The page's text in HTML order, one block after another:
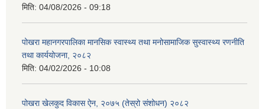
मिति: 04/08/2026 - 09:18
पोखरा महानगरपालिका मानसिक स्वास्थ्य तथा मनोसामाजिक सुस्वास्थ्य रणनीति
तथा कार्ययोजना, २०८२
मिति: 04/02/2026 - 10:08
पोखरा खेलकुद विकास ऐन, २०७५ (तेस्रो संशोधन) २०८२